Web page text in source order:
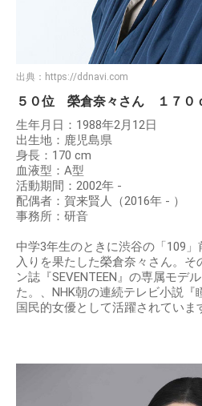
出典： https://ddnavi.com
５０位 榮倉奈々さん １７０
生年月日：1988年2月12日
出生地：鹿児島県
身長：170 cm
血液型：A型
活動期間：2002年 -
配偶者：賀来賢人（2016年 - ）
事務所：研音
中学3年生のときに渋谷の「109
入りを果たした榮倉奈々さん。そ
ン誌『SEVENTEEN』の専属モデ
た。、NHK朝の連続テレビ小説『
国民的女優として活躍されていま